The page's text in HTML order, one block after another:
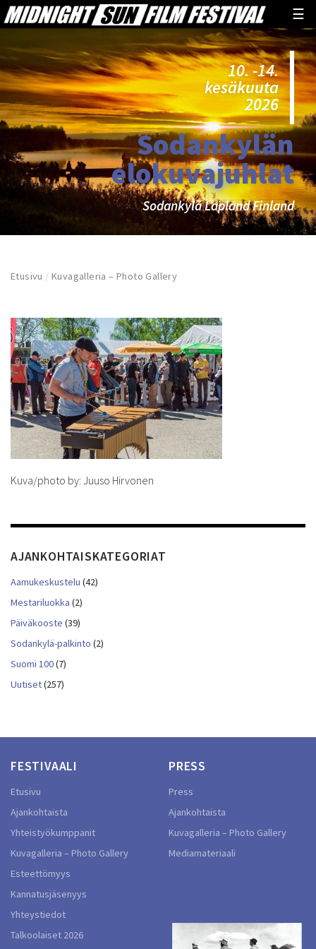
☰
10. -14.
kesäkuuta
2026
Sodankylän
elokuvajuhlat
Sodankylä Lapland Finland
Etusivu /Kuvagalleria – Photo Gallery
Kuva/photo by: Juuso Hirvonen
AJANKOHTAISKATEGORIAT
Aamukeskustelu (42)
Mestariluokka (2)
Päiväkooste (39)
Sodankylä-palkinto (2)
Suomi 100(7)
Uutiset(257)
FESTIVAALI
Etusivu
Ajankohtaista
Yhteistyökumppanit
Kuvagalleria – Photo Gallery
Esteettömyys
Kannatusjäsenyys
Yhteystiedot
Talkoolaiset 2026
PRESS
Press
Ajankohtaista
Kuvagalleria – Photo Gallery
Mediamateriaali